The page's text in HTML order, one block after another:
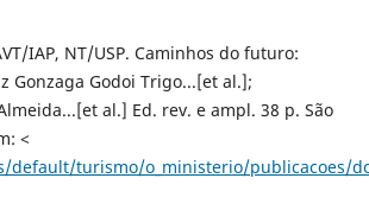
IAP, NT/USP. Caminhos do futuro:
Gonzaga Godoi Trigo...[et al.];
al.] Ed. rev. e ampl. 38 p. São
<
turismo/o_ministerio/publicacoes/